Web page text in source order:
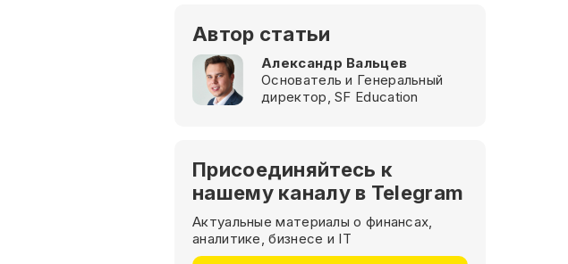
Автор статьи
Александр Вальцев
Основатель и Генеральный
директор, SF Education
Присоединяйтесь к
нашему каналу в Telegram
Актуальные материалы о финансах,
аналитике, бизнесе и IT